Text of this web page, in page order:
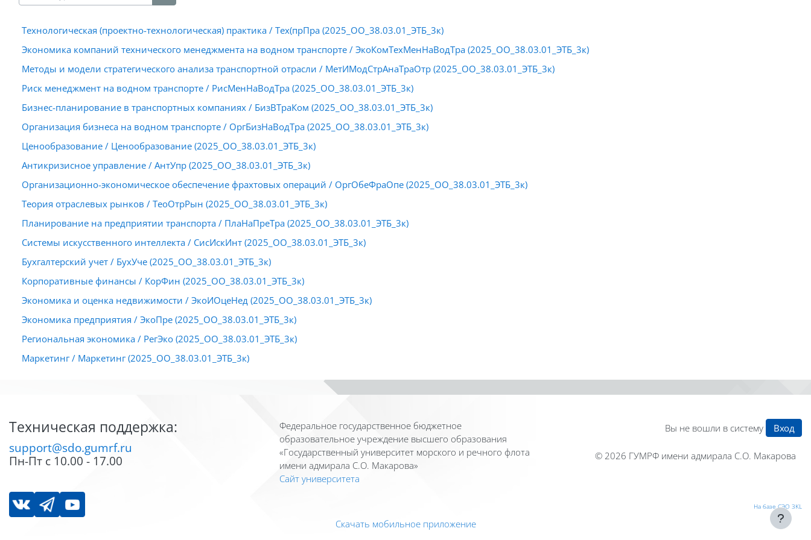
Поиск курса
Технологическая (проектно-технологическая) практика / Тех(прПра (2025_ОО_38.03.01_ЭТБ_3к)
Экономика компаний технического менеджмента на водном транспорте / ЭкоКомТехМенНаВодТра (2025_ОО_38.03.01_ЭТБ_3к)
Методы и модели стратегического анализа транспортной отрасли / МетИМодСтрАнаТраОтр (2025_ОО_38.03.01_ЭТБ_3к)
Риск менеджмент на водном транспорте / РисМенНаВодТра (2025_ОО_38.03.01_ЭТБ_3к)
Бизнес-планирование в транспортных компаниях / БизВТраКом (2025_ОО_38.03.01_ЭТБ_3к)
Организация бизнеса на водном транспорте / ОргБизНаВодТра (2025_ОО_38.03.01_ЭТБ_3к)
Ценообразование / Ценообразование (2025_ОО_38.03.01_ЭТБ_3к)
Антикризисное управление / АнтУпр (2025_ОО_38.03.01_ЭТБ_3к)
Организационно-экономическое обеспечение фрахтовых операций / ОргОбеФраОпе (2025_ОО_38.03.01_ЭТБ_3к)
Теория отраслевых рынков / ТеоОтрРын (2025_ОО_38.03.01_ЭТБ_3к)
Планирование на предприятии транспорта / ПлаНаПреТра (2025_ОО_38.03.01_ЭТБ_3к)
Системы искусственного интеллекта / СисИскИнт (2025_ОО_38.03.01_ЭТБ_3к)
Бухгалтерский учет / БухУче (2025_ОО_38.03.01_ЭТБ_3к)
Корпоративные финансы / КорФин (2025_ОО_38.03.01_ЭТБ_3к)
Экономика и оценка недвижимости / ЭкоИОцеНед (2025_ОО_38.03.01_ЭТБ_3к)
Экономика предприятия / ЭкоПре (2025_ОО_38.03.01_ЭТБ_3к)
Региональная экономика / РегЭко (2025_ОО_38.03.01_ЭТБ_3к)
Маркетинг / Маркетинг (2025_ОО_38.03.01_ЭТБ_3к)
Техническая поддержка:
support@sdo.gumrf.ru
Пн-Пт с 10.00 - 17.00
Федеральное государственное бюджетное
образовательное учреждение высшего образования
«Государственный университет морского и речного флота
имени адмирала С.О. Макарова»
Сайт университета
Вы не вошли в систему Вход
© 2026 ГУМРФ имени адмирала С.О. Макарова
На базе СЭО 3KL
Скачать мобильное приложение